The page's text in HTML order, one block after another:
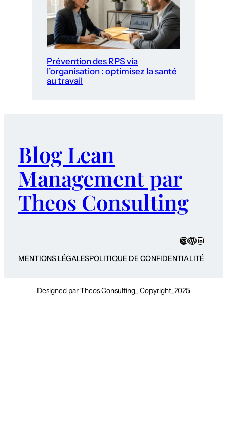
Prévention des RPS via
l’organisation : optimisez la santé
au travail
Blog Lean
Management par
Theos Consulting
E-mail
MENTIONS LÉGALESPOLITIQUE DE CONFIDENTIALITÉ
Designed par Theos Consulting_ Copyright_2025